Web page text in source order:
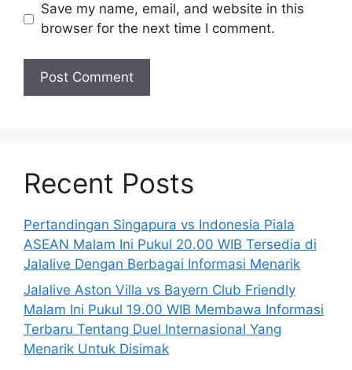
Save my name, email, and website in this
browser for the next time I comment.
Recent Posts
Pertandingan Singapura vs Indonesia Piala
ASEAN Malam Ini Pukul 20.00 WIB Tersedia di
Jalalive Dengan Berbagai Informasi Menarik
Jalalive Aston Villa vs Bayern Club Friendly
Malam Ini Pukul 19.00 WIB Membawa Informasi
Terbaru Tentang Duel Internasional Yang
Menarik Untuk Disimak